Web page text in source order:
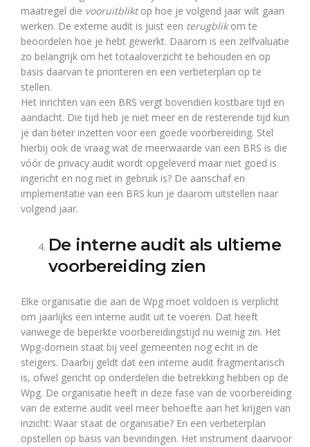
maatregel die vooruitbliktop hoe je volgend jaar wilt gaan
werken. De externe audit is juist een terugblikom te
beoordelen hoe je hebt gewerkt. Daarom is een zelfvaluatie
zo belangrijk om het totaaloverzicht te behouden en op
basis daarvan te prioriteren en een verbeterplan op te
stellen.
Het inrichten van een BRS vergt bovendien kostbare tijd en
aandacht. Die tijd heb je niet meer en de resterende tijd kun
je dan beter inzetten voor een goede voorbereiding. Stel
hierbij ook de vraag wat de meerwaarde van een BRS is die
vóór de privacy audit wordt opgeleverd maar niet goed is
ingericht en nog niet in gebruik is? De aanschaf en
implementatie van een BRS kun je daarom uitstellen naar
volgend jaar.
De interne audit als ultieme
voorbereiding zien
Elke organisatie die aan de Wpg moet voldoen is verplicht
om jaarlijks een interne audit uit te voeren. Dat heeft
vanwege de beperkte voorbereidingstijd nu weinig zin. Het
Wpg-domein staat bij veel gemeenten nog echt in de
steigers. Daarbij geldt dat een interne audit fragmentarisch
is, ofwel gericht op onderdelen die betrekking hebben op de
Wpg. De organisatie heeft in deze fase van de voorbereiding
van de externe audit veel meer behoefte aan het krijgen van
inzicht: Waar staat de organisatie? En een verbeterplan
opstellen op basis van bevindingen. Het instrument daarvoor